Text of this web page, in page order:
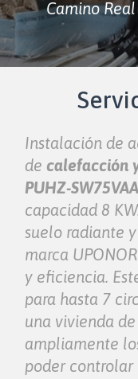
Camino
Instalación de
de calefacción
PUHZ-
capacidad 8
suelo radiante
marca
y eficiencia.
para hasta 7
una vivienda
ampliamente
poder controlar